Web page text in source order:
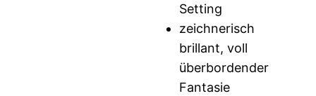
Setting
zeichnerisch
brillant, voll
überbordender
Fantasie